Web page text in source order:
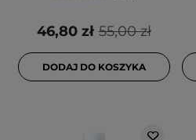
55,00 zł
46,80 zł
DODAJ DO KOSZYKA